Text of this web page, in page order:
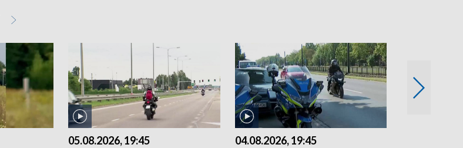
05.08.2026, 19:45 04.08.2026, 19:45